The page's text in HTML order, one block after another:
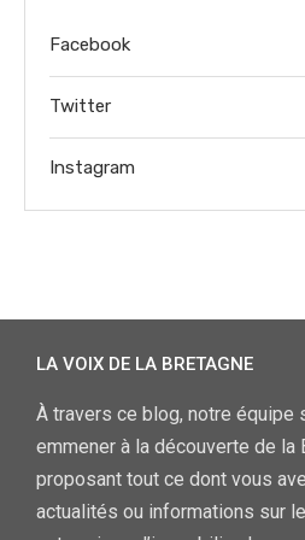
Facebook
Twitter
Instagram
LA VOIX DE LA BRETAGNE
À travers ce blog, notre équipe
emmener à la découverte de la
proposant tout ce dont vous
actualités ou informations sur